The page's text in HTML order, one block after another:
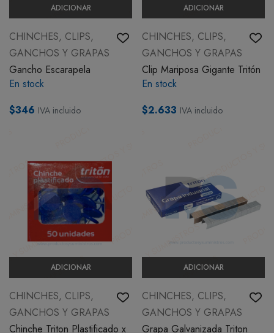
ADICIONAR
CHINCHES, CLIPS,
GANCHOS Y GRAPAS
Gancho Escarapela
En stock
$346 IVA incluido
ADICIONAR
CHINCHES, CLIPS,
GANCHOS Y GRAPAS
Clip Mariposa Gigante Tritón
En stock
$2.633 IVA incluido
ADICIONAR
CHINCHES, CLIPS,
GANCHOS Y GRAPAS
Chinche Triton Plastificado x
ADICIONAR
CHINCHES, CLIPS,
GANCHOS Y GRAPAS
Grapa Galvanizada Triton